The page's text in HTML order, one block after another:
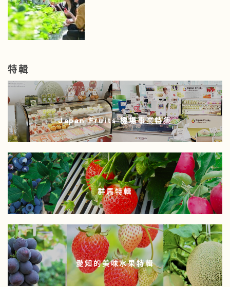
特輯
Japan Fruits 機場事業特集
群馬特輯
愛知的美味水果特輯